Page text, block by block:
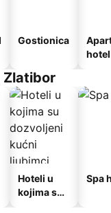
Gostionica
hotel
Zlatibor
Hoteli u
kojima su
Spa